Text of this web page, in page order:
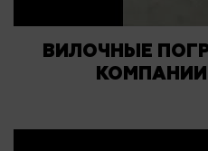
ВИЛОЧНЫЕ
КОМПАНИИ